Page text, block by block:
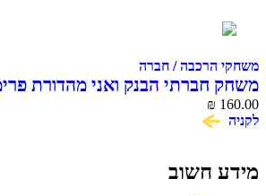
משחקי הרכבה / חברה
משחק חברתי הבנק ואני מהדורת
פיננסית לכל המשפחה
₪ 160.00
לקניה
מידע חשוב